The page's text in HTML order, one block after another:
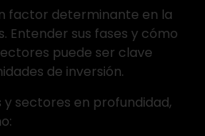
factor determinante en la
Entender sus fases y cómo
puede ser clave
de inversión.
sectores en profundidad,